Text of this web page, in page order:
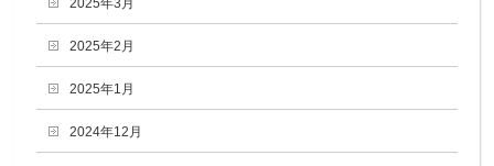
2025年3月
2025年2月
2025年1月
2024年12月